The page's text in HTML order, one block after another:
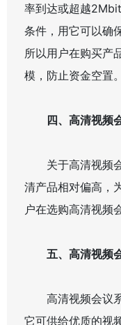
率到达或超越
条件，用它可以确
所以用户在购买产
模，防止资金空置。
四、高清视频会
关于高清视频会
清产品相对偏高，
户在选购高清视频
五、高清视频
高清视频会议系
它可供给优质的视